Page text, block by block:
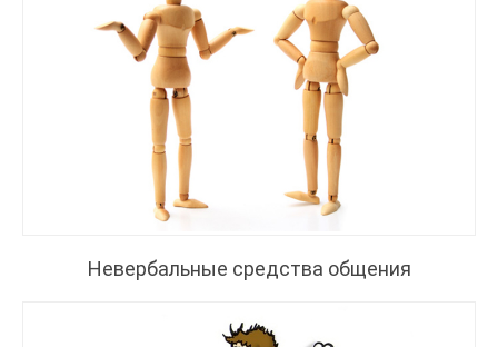
Невербальные средства общения